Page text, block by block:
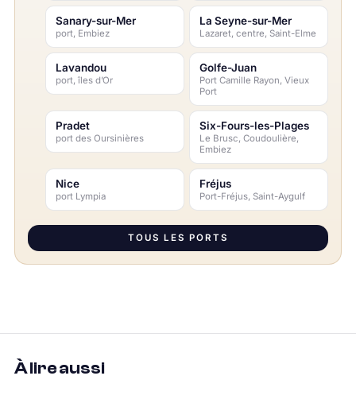
Sanary-sur-Mer
port, Embiez
La Seyne-sur-Mer
Lazaret, centre, Saint-Elme
Lavandou
port, îles d’Or
Golfe-Juan
Port Camille Rayon, Vieux
Port
Pradet
port des Oursinières
Six-Fours-les-Plages
Le Brusc, Coudoulière,
Embiez
Nice
port Lympia
Fréjus
Port-Fréjus, Saint-Aygulf
TOUS LES PORTS
À lire aussi